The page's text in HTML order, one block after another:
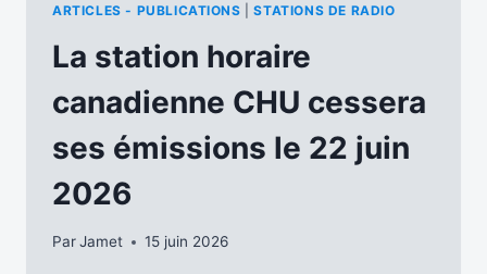
BBC
4
CESSERA
D’ÉMETTRE
ARTICLES - PUBLICATIONS |STATIONS DE RADIO
La station horaire
canadienne CHU cessera
ses émissions le 22 juin
2026
ParJamet 15 juin 2026